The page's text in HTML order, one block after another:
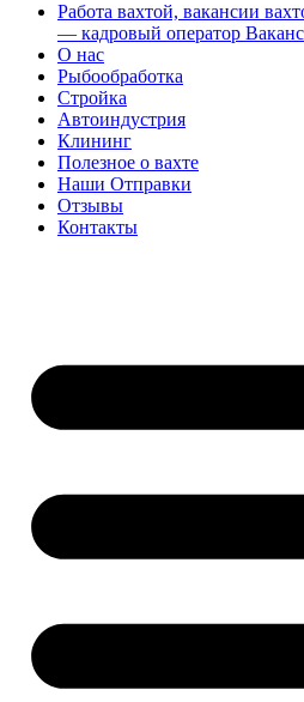
Работа вахтой, вакансии
— кадровый оператор
О нас
Рыбообработка
Стройка
Автоиндустрия
Клининг
Полезное о вахте
Наши Отправки
Отзывы
Контакты